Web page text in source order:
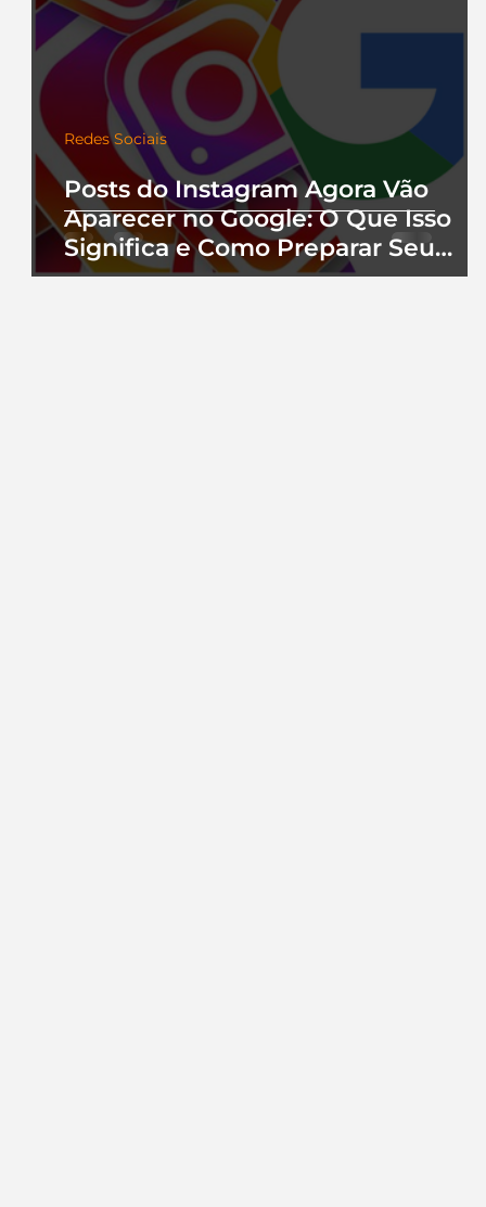
Posts do Instagram Agora Vão
Aparecer no Google: O Que Isso
Significa e Como Preparar Seu
Perfil
Redes Sociais